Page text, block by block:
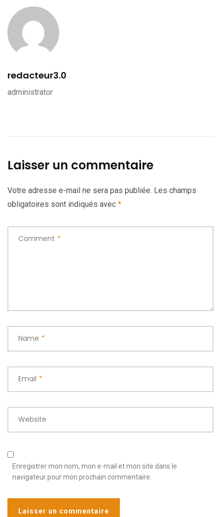
redacteur3.0
administrator
Laisser un commentaire
Votre adresse e-mail ne sera pas publiée. Les champs
obligatoires sont indiqués avec *
Comment *
Name *
Email *
Website
Enregistrer mon nom, mon e-mail et mon site dans le
navigateur pour mon prochain commentaire.